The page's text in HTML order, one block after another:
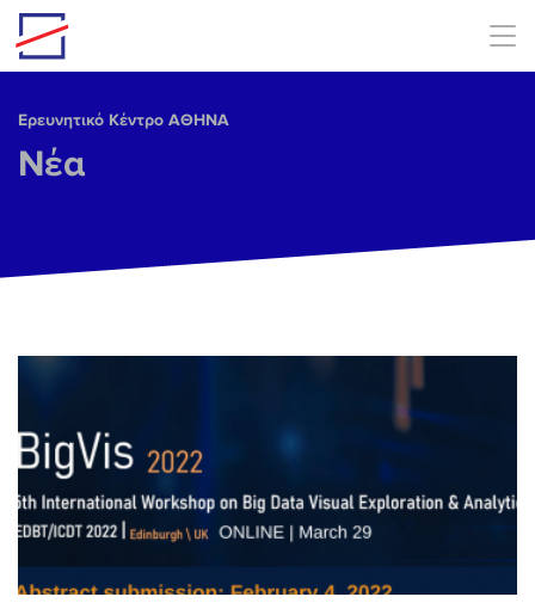
Skip to main content
Ερευνητικό Κέντρο ΑΘΗΝΑ
Νέα